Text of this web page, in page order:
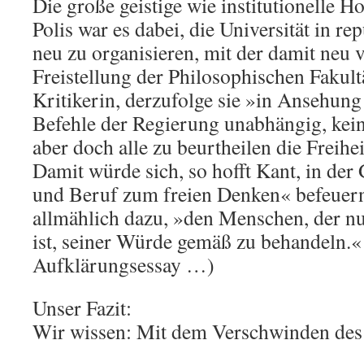
Polis war es dabei, die Universität in
neu zu organisieren, mit der damit neu
Freistellung der Philosophischen
Kritikerin, derzufolge sie »in
Befehle der Regierung unabhängig,
aber doch alle zu beurtheilen die
Damit würde sich, so hofft Kant, in der
und Beruf zum freien Denken«
allmählich dazu, »den Menschen, der
ist, seiner Würde gemäß zu
Aufklärungsessay …)
Unser Fazit:
Wir wissen: Mit dem Verschwinden